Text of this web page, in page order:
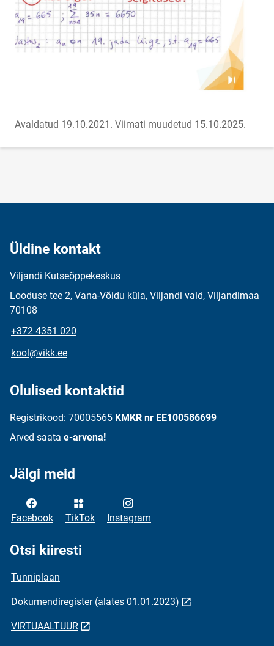
Avaldatud 19.10.2021. Viimati muudetud 15.10.2025.
Üldine kontakt
Viljandi Kutseõppekeskus
Looduse tee 2, Vana-Võidu küla, Viljandi vald, Viljandimaa
70108
+372 4351 020
kool@vikk.ee
Olulised kontaktid
Registrikood: 70005565 KMKR nr EE100586699
Arved saata e-arvena!
Jälgi meid
Facebook TikTok Instagram
Otsi kiiresti
Tunniplaan
Dokumendiregister (alates 01.01.2023)
VIRTUAALTUUR